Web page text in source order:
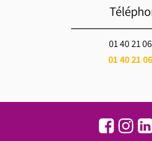
01 40 21
01 40 21